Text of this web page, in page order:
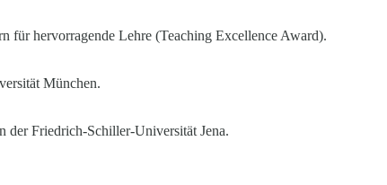
für hervorragende Lehre (Teaching Excellence Award).
München.
der Friedrich-Schiller-Universität Jena.